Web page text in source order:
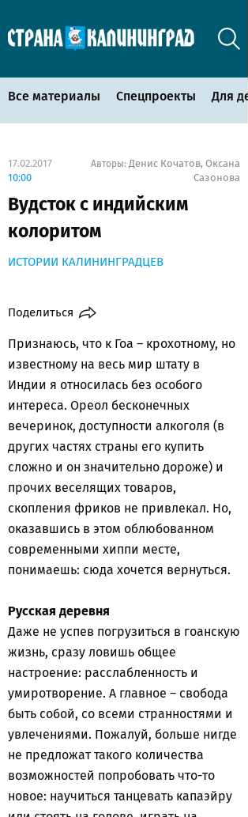
Все материалы Спецпроекты Для
17.02.2017
10:00
Авторы: Денис Кочатов, Оксана
Сазонова
Вудсток с индийским
колоритом
ИСТОРИИ КАЛИНИНГРАДЦЕВ
Поделиться
Признаюсь, что к Гоа – крохотному, но
известному на весь мир штату в
Индии я относилась без особого
интереса. Ореол бесконечных
вечеринок, доступности алкоголя (в
других частях страны его купить
сложно и он значительно дороже) и
прочих веселящих товаров,
скопления фриков не привлекал. Но,
оказавшись в этом облюбованном
современными хиппи месте,
понимаешь: сюда хочется вернуться.
Русская деревня
Даже не успев погрузиться в гоанскую
жизнь, сразу ловишь общее
настроение: расслабленность и
умиротворение. А главное – свобода
быть собой, со всеми странностями и
увлечениями. Пожалуй, больше нигде
не предложат такого количества
возможностей попробовать что-то
новое: научиться танцевать капаэйру